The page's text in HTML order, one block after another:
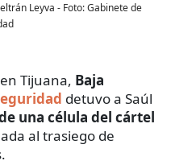
Leyva - Foto:Gabinete de
Tijuana, Baja
detuvo a Saúl
una célula del cártel
al trasiego de